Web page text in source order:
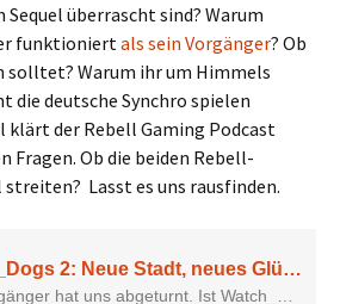
Sequel überrascht sind? Warum
funktioniertals sein Vorgänger? Ob
solltet? Warum ihr um Himmels
die deutsche Synchro spielen
klärt der Rebell Gaming Podcast
Fragen. Ob die beiden Rebell-
Lasst es uns rausfinden.